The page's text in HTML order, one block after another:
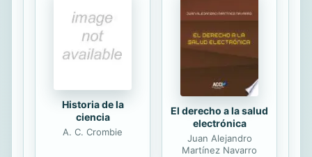
Historia de la
ciencia
A. C. Crombie
El derecho a la salud
electrónica
Juan Alejandro
Martínez Navarro